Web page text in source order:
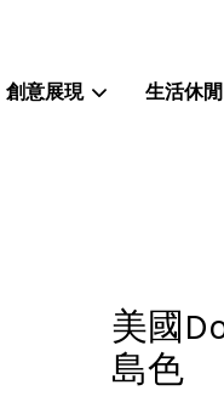
創意展現 生活休閒
美國
島色
空的。